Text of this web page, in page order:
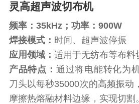
灵高超声波切布机
频率：35kHz；功率：900W
焊接模式： 时间、超声波停振
应用领域： 适用于无纺布等布料
产品特点： 通过将电能转化为
刀头以每秒35000次的高频振动
摩擦热熔融材料边缘，实现切割。